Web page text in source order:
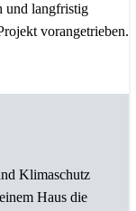
und langfristig
vorangetrieben.
Klimaschutz
Haus die